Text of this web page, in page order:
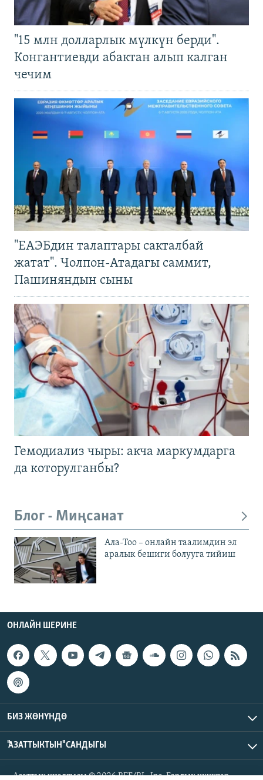
"15 млн долларлык мүлкүн берди".
Конгантиевди абактан алып калган
чечим
"ЕАЭБдин талаптары сакталбай
жатат". Чолпон-Атадагы саммит,
Пашиняндын сыны
Гемодиализ чыры: акча маркумдарга
да которулганбы?
Блог - Миңсанат
Ала-Тоо – онлайн таалимдин эл
аралык бешиги болууга тийиш
ОНЛАЙН ШЕРИНЕ
БИЗ ЖӨНҮНДӨ
"АЗАТТЫКТЫН" САНДЫГЫ
Азаттык үналгысы © 2026 RFE/RL, Inc. Бардык укуктар